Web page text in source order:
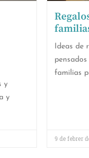
y
y
Ideas de
familias
9 de febrer